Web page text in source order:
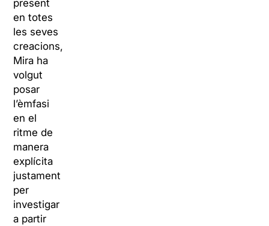
present
en totes
les seves
creacions,
Mira ha
volgut
posar
l’èmfasi
en el
ritme de
manera
explícita
justament
per
investigar
a partir